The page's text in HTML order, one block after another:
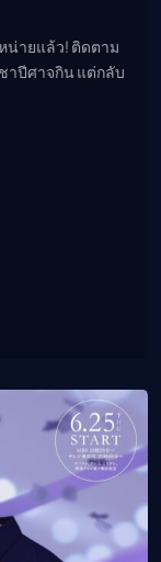
หน่ายแล้ว! ติดตาม
าปีศาจกิน แต่กลับ